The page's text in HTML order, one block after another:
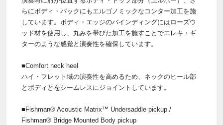
らにボディ・バックにもエルゴノミックなコンター加工を施
しています。ボディ・エッジのバインディングにはローズウ
ッド材を使用し、丸みを帯びた加工を施すことでエレキ・ギ
ターのような感覚と演奏性を確保しています。
■Comfort neck heel
ハイ・フレット域の演奏性を高めるため、ネックのヒール部
とボディとをシームレスにジョイントしています。
■Fishman® Acoustic Matrix™ Undersaddle pickup /
Fishman® Bridge Mounted Body pickup